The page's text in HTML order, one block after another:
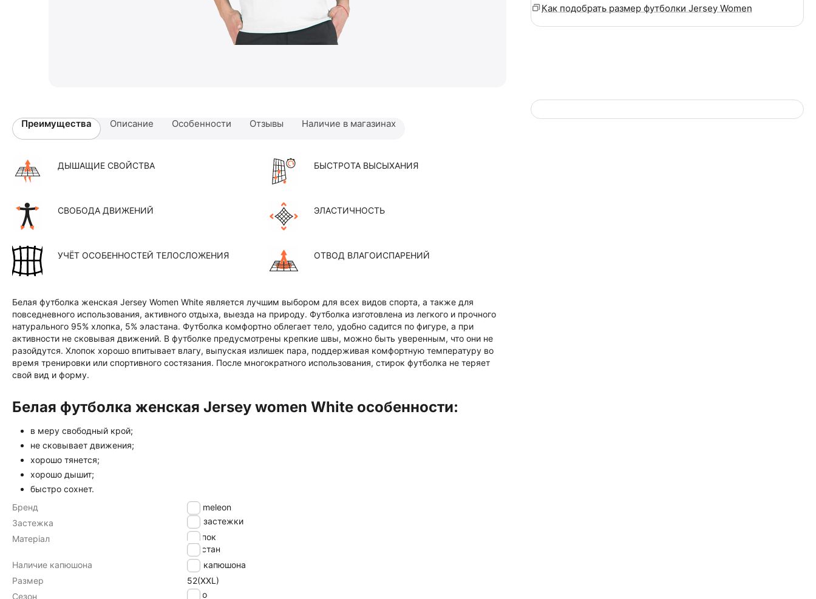
Как подобрать размер футболки Jersey Women
Преимущества Описание Особенности Отзывы Наличие в магазинах
ДЫШАЩИЕ СВОЙСТВА БЫСТРОТА ВЫСЫХАНИЯ
СВОБОДА ДВИЖЕНИЙ ЭЛАСТИЧНОСТЬ
УЧЁТ ОСОБЕННОСТЕЙ ТЕЛОСЛОЖЕНИЯ ОТВОД ВЛАГОИСПАРЕНИЙ
Белая футболка женская Jersey Women White является лучшим выбором для всех видов спорта, а также для
повседневного использования, активного отдыха, выезда на природу. Футболка изготовлена из легкого и прочного
натурального 95% хлопка, 5% эластана. Футболка комфортно облегает тело, удобно садится по фигуре, а при
активности не сковывая движений. В футболке предусмотрены крепкие швы, можно быть уверенным, что они не
разойдутся. Хлопок хорошо впитывает влагу, выпуская излишек пара, поддерживая комфортную температуру во
время тренировки или спортивного состязания. После многократного использования, стирок футболка не теряет
свой вид и форму.
Белая футболка женская Jersey women White особенности:
в меру свободный крой;
не сковывает движения;
хорошо тянется;
хорошо дышит;
быстро сохнет.
Бренд
Chameleon
Застежка
без застежки
Матеріал
хлопок
эластан
Наличие капюшона
без капюшона
Размер
52(XXL)
Сезон
Лето